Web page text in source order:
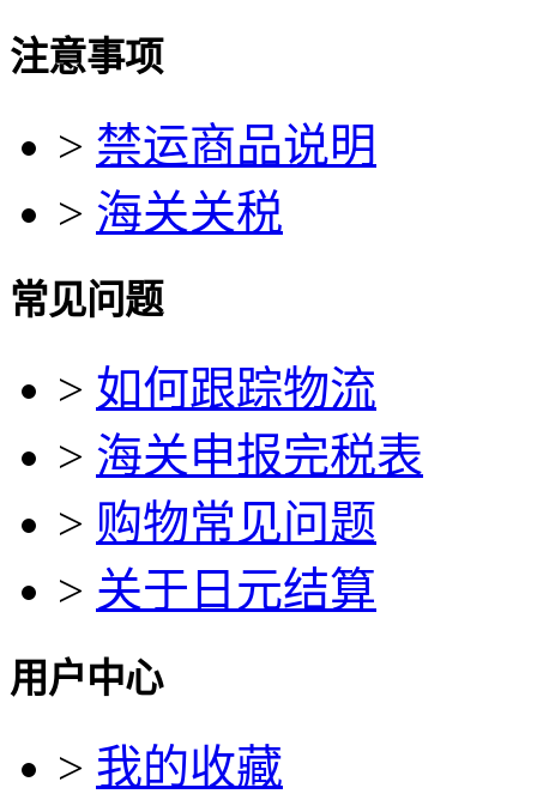
注意事项
> 禁运商品说明
> 海关关税
常见问题
> 如何跟踪物流
> 海关申报完税表
> 购物常见问题
> 关于日元结算
用户中心
> 我的收藏